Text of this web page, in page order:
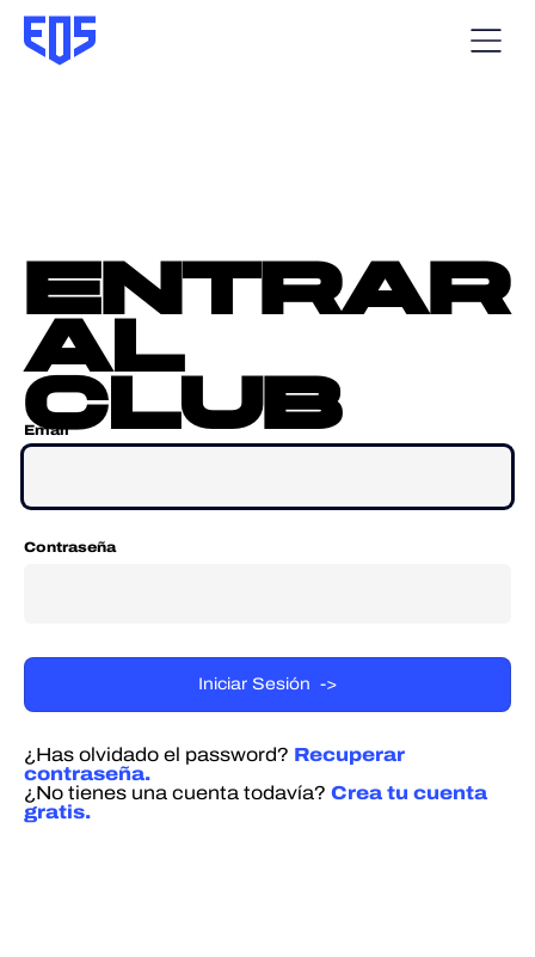
entrar
al
club
Email
Contraseña
¿Has olvidado el password? Recuperar
contraseña.
¿No tienes una cuenta todavía? Crea tu cuenta
gratis.